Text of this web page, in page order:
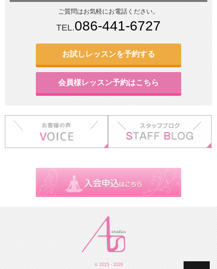
ご質問はお気軽にお電話ください。
TEL.086-441-6727
お試しレッスンを予約する
会員様レッスン予約はこちら
© 2015 - 2026